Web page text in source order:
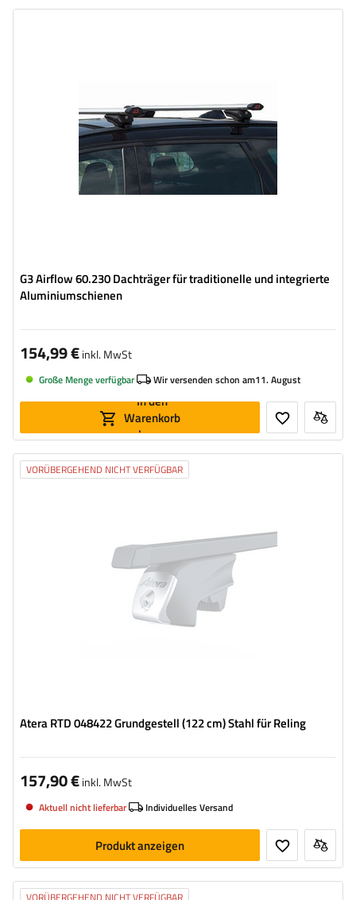
G3 Airflow 60.230 Dachträger für traditionelle und integrierte
Aluminiumschienen
154,99 €inkl. MwSt
Große Menge verfügbar Wir versenden schon am11. August
In den
Warenkorb
legen
VORÜBERGEHEND NICHT VERFÜGBAR
Atera RTD 048422 Grundgestell (122 cm) Stahl für Reling
157,90 €inkl. MwSt
Aktuell nicht lieferbar Individuelles Versand
Produkt anzeigen